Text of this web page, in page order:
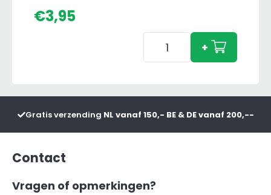
€3,95
Adapter
aantal
+
Gratis verzending NL vanaf 150,- BE & DE vanaf 200,--
Contact
Vragen of opmerkingen?